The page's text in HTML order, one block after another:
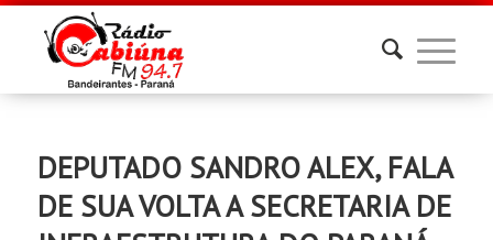
DEPUTADO SANDRO ALEX, FALA
DE SUA VOLTA A SECRETARIA DE